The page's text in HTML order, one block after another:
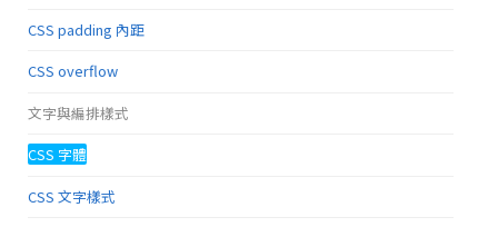
CSS padding 內距
CSS overflow
文字與編排樣式
CSS 字體
CSS 文字樣式